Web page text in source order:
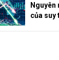
Nguyên
của suy